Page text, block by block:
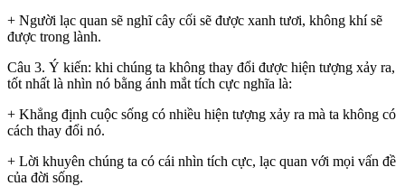
+ Người lạc quan sẽ nghĩ cây cối sẽ được xanh tươi, không khí sẽ
được trong lành.
Câu 3. Ý kiến: khi chúng ta không thay đổi được hiện tượng xảy ra,
tốt nhất là nhìn nó bằng ánh mắt tích cực nghĩa là:
+ Khẳng định cuộc sống có nhiều hiện tượng xảy ra mà ta không có
cách thay đổi nó.
+ Lời khuyên chúng ta có cái nhìn tích cực, lạc quan với mọi vấn đề
của đời sống.